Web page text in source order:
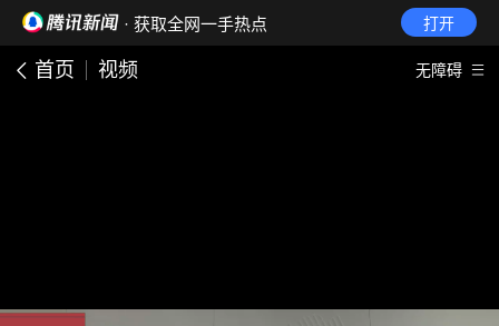
· 获取全网一手热点 打开
首页 视频 无障碍